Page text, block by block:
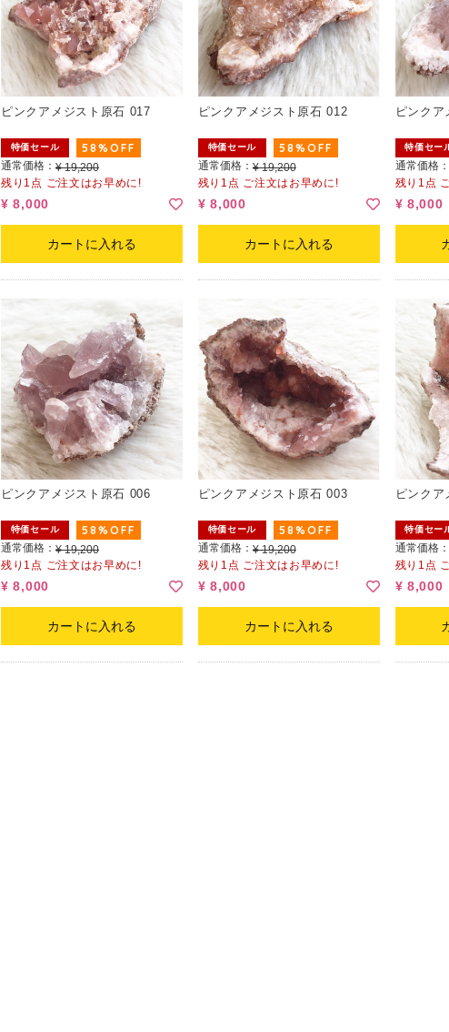
ピンクアメジスト原石 017
特価セール 58%OFF
通常価格： ¥ 19,200
残り1点 ご注文はお早めに!
¥ 8,000
カートに入れる
ピンクアメジスト原石 012
特価セール 58%OFF
通常価格：¥ 19,200
残り1点 ご注文はお早めに!
¥ 8,000
カートに入れる
ピンク
特価セー
通常価格：
残り1点
¥ 8,000
ピンクアメジスト原石 006
特価セール 58%OFF
通常価格： ¥ 19,200
残り1点 ご注文はお早めに!
¥ 8,000
カートに入れる
ピンクアメジスト原石 003
特価セール 58%OFF
通常価格：¥ 19,200
残り1点 ご注文はお早めに!
¥ 8,000
カートに入れる
ピンク
特価セー
通常価格：
残り1点
¥ 8,000